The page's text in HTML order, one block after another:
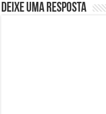
Deixe uma resposta